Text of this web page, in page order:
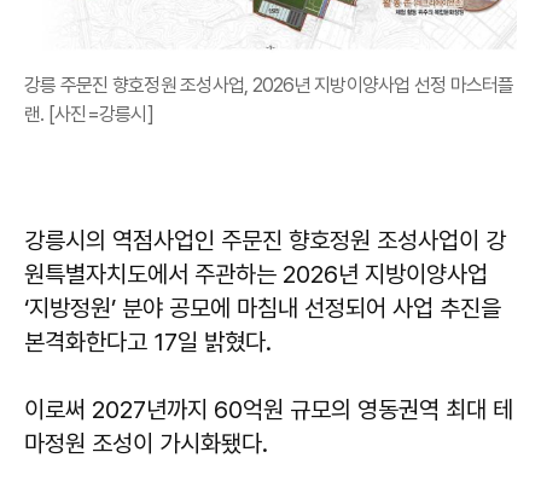
강릉 주문진 향호정원 조성사업, 2026년 지방이양사업 선정 마스터플
랜. [사진=강릉시]
강릉시의 역점사업인 주문진 향호정원 조성사업이 강
원특별자치도에서 주관하는 2026년 지방이양사업
‘지방정원’ 분야 공모에 마침내 선정되어 사업 추진을
본격화한다고 17일 밝혔다.
이로써 2027년까지 60억원 규모의 영동권역 최대 테
마정원 조성이 가시화됐다.